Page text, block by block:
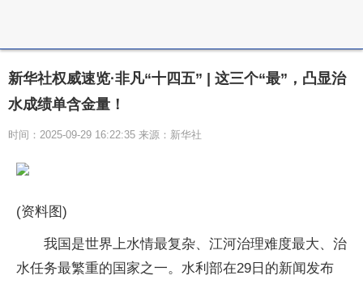
新华社权威速览·非凡“十四五” | 这三个“最”，凸显治
水成绩单含金量！
时间：2025-09-29 16:22:35 来源：新华社
(资料图)
我国是世界上水情最复杂、江河治理难度最大、治
水任务最繁重的国家之一。水利部在29日的新闻发布